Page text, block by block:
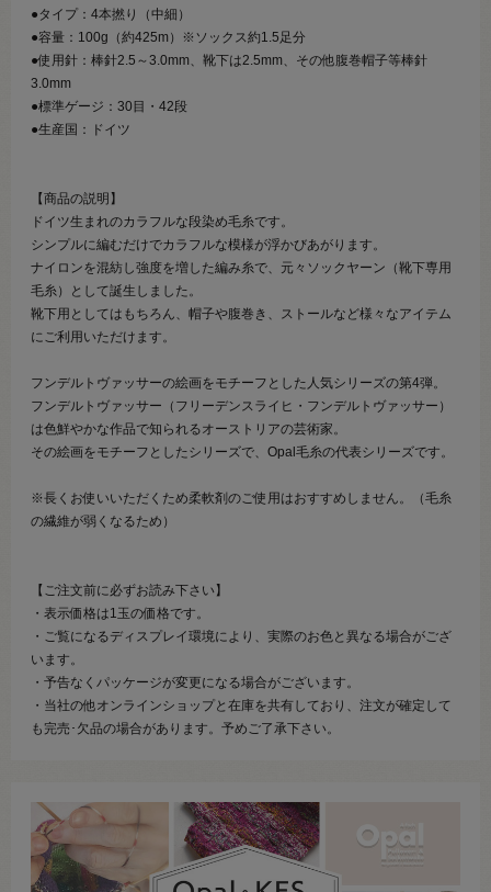
●タイプ：4本撚り（中細）
●容量：100g（約425m）※ソックス約1.5足分
●使用針：棒針2.5～3.0mm、靴下は2.5mm、その他腹巻帽子等棒針
3.0mm
●標準ゲージ：30目・42段
●生産国：ドイツ
【商品の説明】
ドイツ生まれのカラフルな段染め毛糸です。
シンプルに編むだけでカラフルな模様が浮かびあがります。
ナイロンを混紡し強度を増した編み糸で、元々ソックヤーン（靴下専用
毛糸）として誕生しました。
靴下用としてはもちろん、帽子や腹巻き、ストールなど様々なアイテム
にご利用いただけます。
フンデルトヴァッサーの絵画をモチーフとした人気シリーズの第4弾。
フンデルトヴァッサー（フリーデンスライヒ・フンデルトヴァッサー）
は色鮮やかな作品で知られるオーストリアの芸術家。
その絵画をモチーフとしたシリーズで、Opal毛糸の代表シリーズです。
※長くお使いいただくため柔軟剤のご使用はおすすめしません。（毛糸
の繊維が弱くなるため）
【ご注文前に必ずお読み下さい】
・表示価格は1玉の価格です。
・ご覧になるディスプレイ環境により、実際のお色と異なる場合がござ
います。
・予告なくパッケージが変更になる場合がございます。
・当社の他オンラインショップと在庫を共有しており、注文が確定して
も完売･欠品の場合があります。予めご了承下さい。